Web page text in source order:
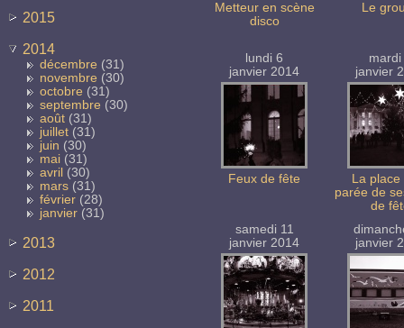
2015
2014
décembre (31)
novembre (30)
octobre (31)
septembre (30)
août (31)
juillet (31)
juin (30)
mai (31)
avril (30)
mars (31)
février (28)
janvier (31)
2013
2012
2011
Metteur en scène
disco
Le
lundi 6
janvier 2014
Feux de fête
mardi
janvier
La place
parée de
de
samedi 11
janvier 2014
janvier